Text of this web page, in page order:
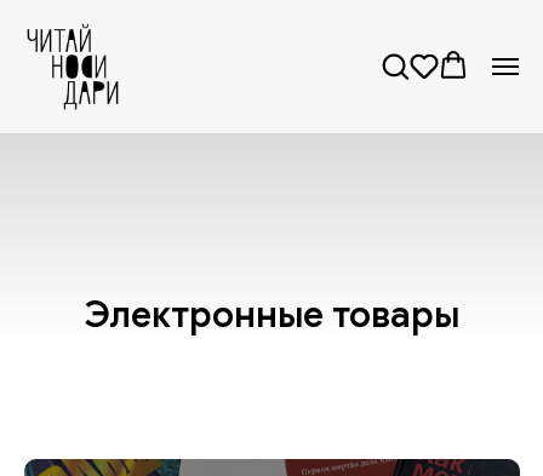
Обратите внимание! Электронные товары нужно
оформлять отдельно от физических. Если в
корзине окажутся и те, и другие, заказ будет
Электронные товары